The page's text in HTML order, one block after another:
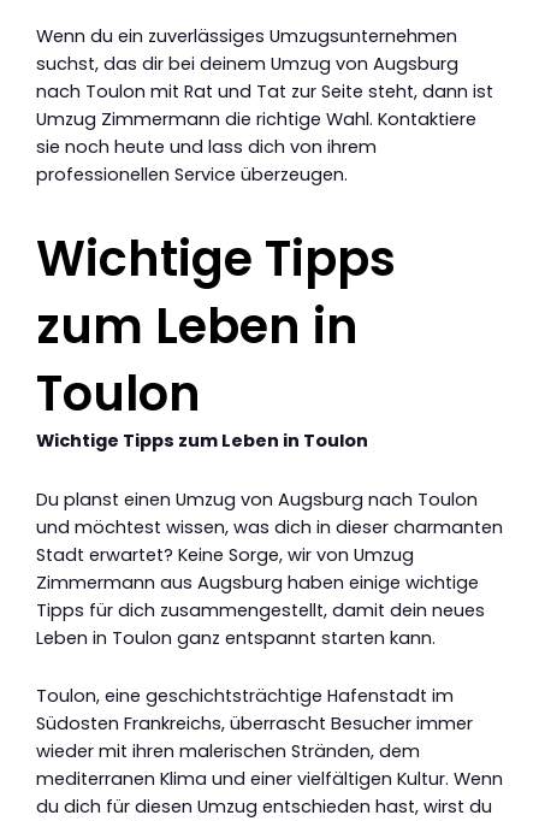
Wenn du ein zuverlässiges Umzugsunternehmen
suchst, das dir bei deinem Umzug von Augsburg
nach Toulon mit Rat und Tat zur Seite steht, dann ist
Umzug Zimmermann die richtige Wahl. Kontaktiere
sie noch heute und lass dich von ihrem
professionellen Service überzeugen.
Wichtige Tipps
zum Leben in
Toulon
Wichtige Tipps zum Leben in Toulon
Du planst einen Umzug von Augsburg nach Toulon
und möchtest wissen, was dich in dieser charmanten
Stadt erwartet? Keine Sorge, wir von Umzug
Zimmermann aus Augsburg haben einige wichtige
Tipps für dich zusammengestellt, damit dein neues
Leben in Toulon ganz entspannt starten kann.
Toulon, eine geschichtsträchtige Hafenstadt im
Südosten Frankreichs, überrascht Besucher immer
wieder mit ihren malerischen Stränden, dem
mediterranen Klima und einer vielfältigen Kultur. Wenn
du dich für diesen Umzug entschieden hast, wirst du